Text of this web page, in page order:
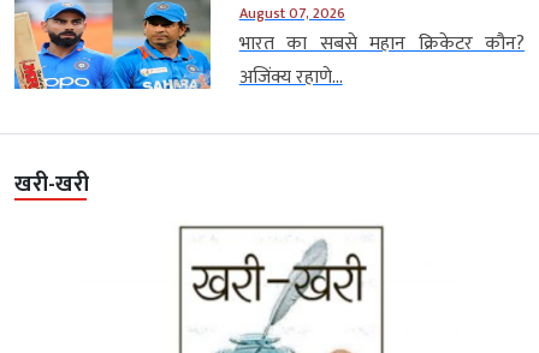
August 07, 2026
भारत का सबसे महान क्रिकेटर कौन?
अजिंक्य रहाणे...
खरी-खरी